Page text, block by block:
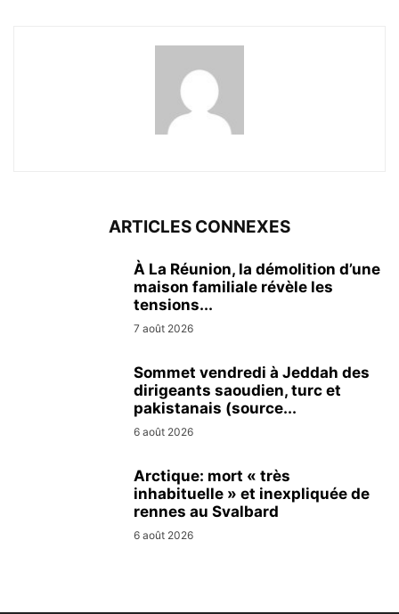
ARTICLES CONNEXES
À La Réunion, la démolition d’une
maison familiale révèle les
tensions...
7 août 2026
Sommet vendredi à Jeddah des
dirigeants saoudien, turc et
pakistanais (source...
6 août 2026
Arctique: mort « très
inhabituelle » et inexpliquée de
rennes au Svalbard
6 août 2026